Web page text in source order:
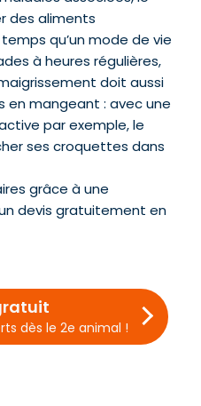
des aliments
qu’un mode de vie
à heures régulières,
doit aussi
en mangeant : avec une
par exemple, le
ses croquettes dans
grâce à une
devis gratuitement en
dès le 2e animal !